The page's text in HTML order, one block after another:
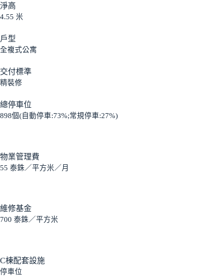
淨高
4.55 米
戶型
全複式公寓
交付標準
精裝修
總停車位
898個(自動停車:73%;常規停車:27%)
物業管理費
55 泰銖／平方米／月
維修基金
700 泰銖／平方米
C棟配套設施
停車位